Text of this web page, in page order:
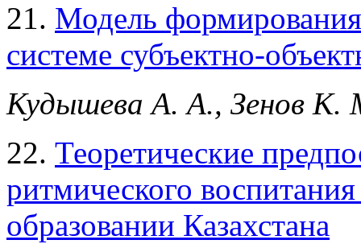
21. Модель
системе субъектно-
Кудышева А. А., Зенов К.
22. Теоретические
ритмического
образовании Казахстана